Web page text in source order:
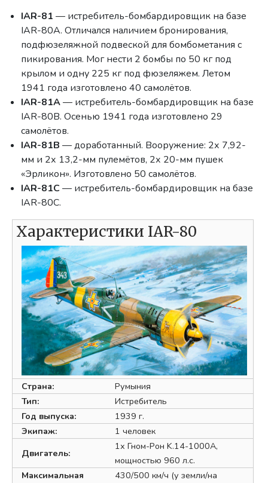
IAR-81 — истребитель-бомбардировщик на базе
IAR-80A. Отличался наличием бронирования,
подфюзеляжной подвеской для бомбометания с
пикирования. Мог нести 2 бомбы по 50 кг под
крылом и одну 225 кг под фюзеляжем. Летом
1941 года изготовлено 40 самолётов.
IAR-81A— истребитель-бомбардировщик на базе
IAR-80B. Осенью 1941 года изготовлено 29
самолётов.
IAR-81B — доработанный. Вооружение: 2х 7,92-
мм и 2х 13,2-мм пулемётов, 2х 20-мм пушек
«Эрликон». Изготовлено 50 самолётов.
IAR-81C— истребитель-бомбардировщик на базе
IAR-80C.
Характеристики IAR-80
Страна:
Румыния
Тип:
Истребитель
Год выпуска:
1939 г.
Экипаж:
1 человек
Двигатель:
1х Гном-Рон K.14-1000A,
мощностью 960 л.с.
Максимальная
430/500 км/ч (у земли/на